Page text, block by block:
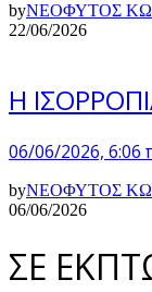
byΝΕΟΦΥΤΟΣ
22/06/2026
Η
06/06/2026, 6:06
byΝΕΟΦΥΤΟΣ
06/06/2026
ΣΕ